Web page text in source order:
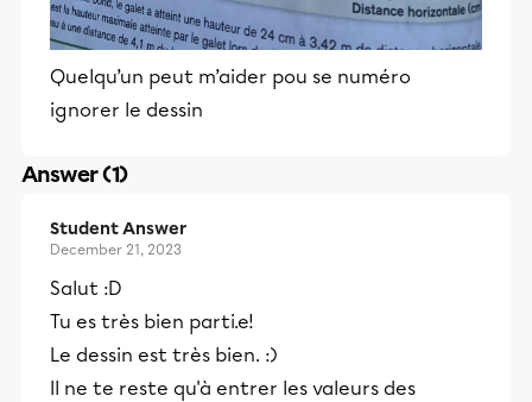
Quelqu’un peut m’aider pou se numéro
ignorer le dessin
Answer (1)
Student Answer
December 21, 2023
Salut :D
Tu es très bien parti.e!
Le dessin est très bien. :)
Il ne te reste qu'à entrer les valeurs des